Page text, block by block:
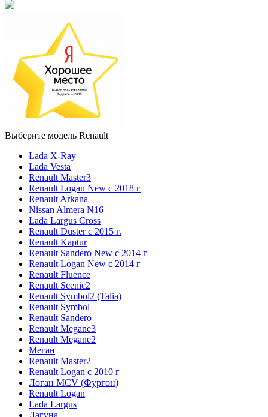
Выберите модель Renault
Lada X-Ray
Lada Vesta
Renault Master3
Renault Logan New с 2018 г
Renault Arkana
Nissan Almera N16
Lada Largus Cross
Renault Duster с 2015 г.
Renault Kaptur
Renault Sandero New с 2014 г
Renault Logan New с 2014 г
Renault Fluence
Renault Scenic2
Renault Symbol2 (Talia)
Renault Symbol
Renault Sandero
Renault Megane3
Renault Megane2
Меган
Renault Master2
Renault Logan c 2010 г
Логан МСV (Фургон)
Renault Logan
Lada Largus
Лагуна